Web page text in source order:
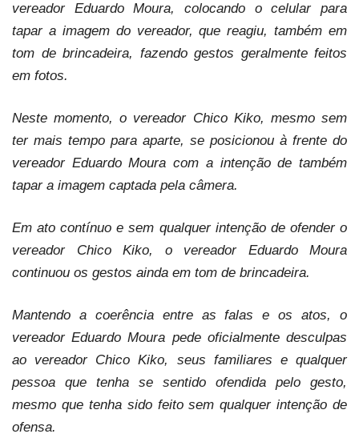
vereador Eduardo Moura, colocando o celular para
tapar a imagem do vereador, que reagiu, também em
tom de brincadeira, fazendo gestos geralmente feitos
em fotos.
Neste momento, o vereador Chico Kiko, mesmo sem
ter mais tempo para aparte, se posicionou à frente do
vereador Eduardo Moura com a intenção de também
tapar a imagem captada pela câmera.
Em ato contínuo e sem qualquer intenção de ofender o
vereador Chico Kiko, o vereador Eduardo Moura
continuou os gestos ainda em tom de brincadeira.
Mantendo a coerência entre as falas e os atos, o
vereador Eduardo Moura pede oficialmente desculpas
ao vereador Chico Kiko, seus familiares e qualquer
pessoa que tenha se sentido ofendida pelo gesto,
mesmo que tenha sido feito sem qualquer intenção de
ofensa.